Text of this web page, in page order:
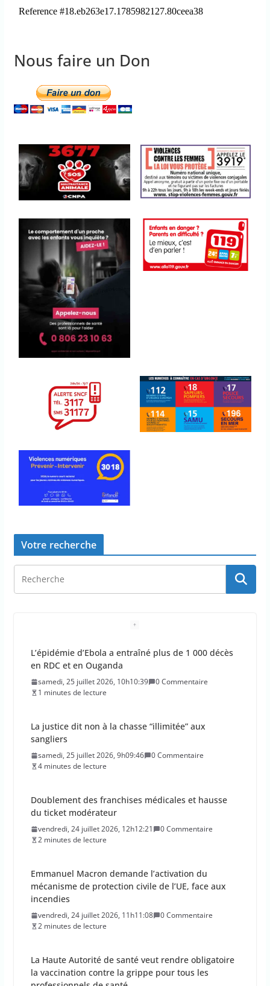
Nous faire un Don
Votre recherche
L’épidémie d’Ebola a entraîné plus de 1 000 décès
en RDC et en Ouganda
samedi, 25 juillet 2026, 10h10:39
0 Commentaire
1 minutes de lecture
La justice dit non à la chasse “illimitée” aux
sangliers
samedi, 25 juillet 2026, 9h09:46
0 Commentaire
4 minutes de lecture
Doublement des franchises médicales et hausse
du ticket modérateur
vendredi, 24 juillet 2026, 12h12:21
0 Commentaire
2 minutes de lecture
Emmanuel Macron demande l’activation du
mécanisme de protection civile de l’UE, face aux
incendies
vendredi, 24 juillet 2026, 11h11:08
0 Commentaire
2 minutes de lecture
La Haute Autorité de santé veut rendre obligatoire
la vaccination contre la grippe pour tous les